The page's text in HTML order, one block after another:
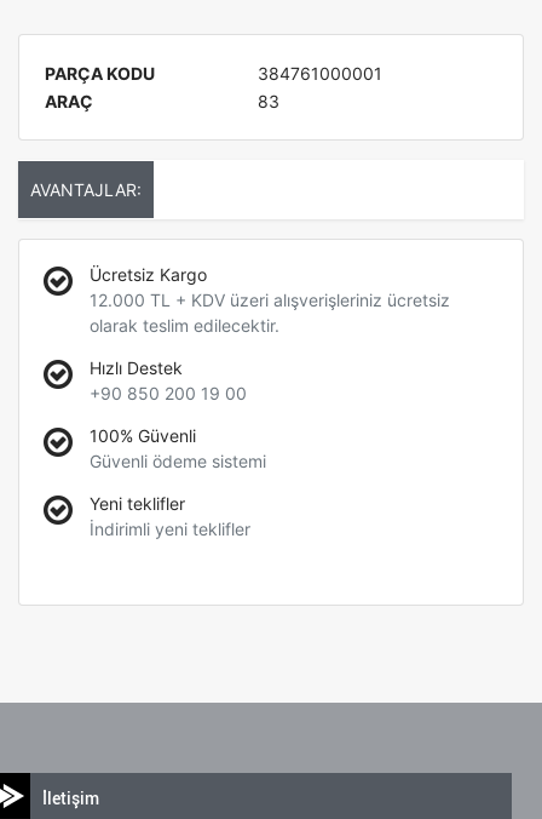
PARÇA KODU
384761000001
ARAÇ
83
AVANTAJLAR:
Ücretsiz Kargo
12.000 TL + KDV üzeri alışverişleriniz ücretsiz
olarak teslim edilecektir.
Hızlı Destek
+90 850 200 19 00
100% Güvenli
Güvenli ödeme sistemi
Yeni teklifler
İndirimli yeni teklifler
İletişim